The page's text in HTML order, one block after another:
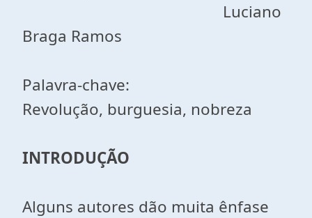
Luciano
Braga Ramos
Palavra-chave:
Revolução, burguesia, nobreza
INTRODUÇÃO
Alguns autores dão muita ênfase